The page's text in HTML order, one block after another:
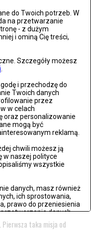
do Twoich potrzeb. W
na przetwarzanie
- z dużym
i ominą Cię treści,
Szczegóły możesz
i przechodzę do
Twoich danych
przez
w celach
oraz personalizowanie
mogą być
reklamą.
chwili możesz ją
w naszej polityce
wszystkie
danych, masz również
ich sprostowania,
prawo do przeniesienia
danych.
plików cookies,
II. Wierni zebrali się w
Piękne, krótkie i gotowe
13:28
taka misja od